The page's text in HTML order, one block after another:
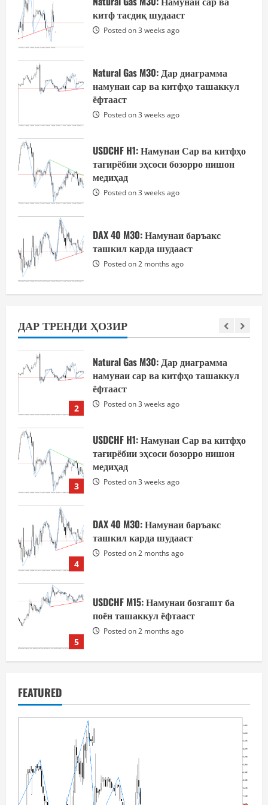
ДАР ТРЕНДИ ҲОЗИР
Posted on 3 weeks ago
медиҳад
Posted on 3 weeks ago
4
ташкил карда шудааст
Posted on 2 months ago
5
Posted on 2 months ago
1
Natural Gas M30: Намунаи сар ва
2
Natural Gas M30: Дар диаграмма
намунаи сар ва китфҳо ташаккул
ёфтааст
Posted on 3 weeks ago
3
USDCHF H1: Намунаи Сар ва китфҳо
тағирёбии эҳсоси бозорро нишон
медиҳад
Posted on 3 weeks ago
4
DAX 40 M30: Намунаи баръакс
ташкил карда шудааст
Posted on 2 months ago
5
USDCHF M15: Намунаи бозгашт ба
поён ташаккул ёфтааст
Posted on 2 months ago
1
Natural Gas M30: Дар диаграмма
намунаи сар ва китфҳо ташаккул
ёфтааст
Posted on 3 weeks ago
китф тасдиқ шудааст
Posted on 3 weeks ago
Natural Gas M30: Дар диаграмма
намунаи сар ва китфҳо ташаккул
ёфтааст
Posted on 3 weeks ago
USDCHF H1: Намунаи Сар ва китфҳо
тағирёбии эҳсоси бозорро нишон
медиҳад
Posted on 3 weeks ago
DAX 40 M30: Намунаи баръакс
ташкил карда шудааст
Posted on 2 months ago
FEATURED